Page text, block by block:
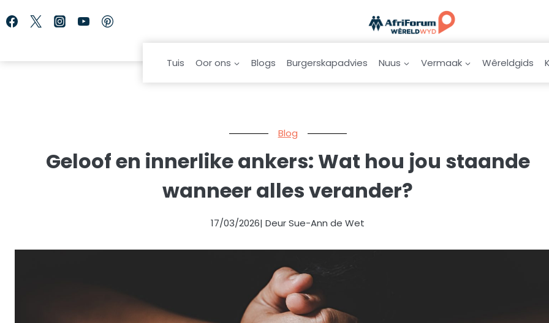
to
Tuis Oor ons Blogs Burgerskapadvies Nuus Vermaak Wêreldgids
Blog
Geloof en innerlike ankers: Wat hou jou staande
wanneer alles verander?
17/03/2026| Deur Sue-Ann de Wet